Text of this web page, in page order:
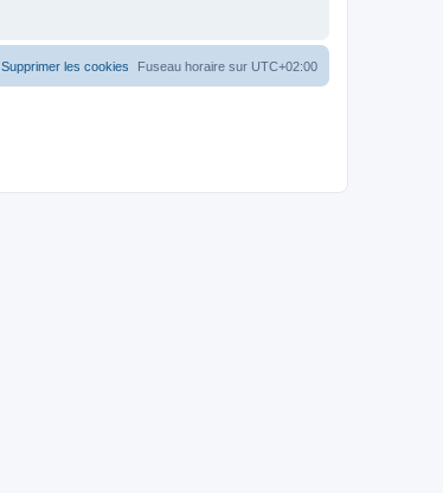
Fuseau horaire sur UTC+02:00
Supprimer les cookies